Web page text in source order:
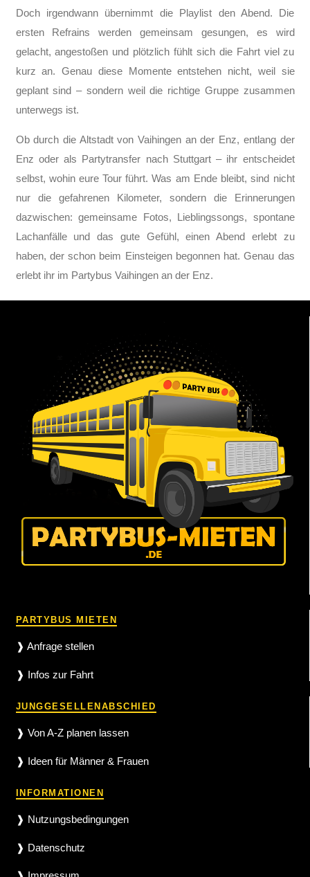
Doch irgendwann übernimmt die Playlist den Abend. Die
ersten Refrains werden gemeinsam gesungen, es wird
gelacht, angestoßen und plötzlich fühlt sich die Fahrt viel zu
kurz an. Genau diese Momente entstehen nicht, weil sie
geplant sind – sondern weil die richtige Gruppe zusammen
unterwegs ist.
Ob durch die Altstadt von Vaihingen an der Enz, entlang der
Enz oder als Partytransfer nach Stuttgart – ihr entscheidet
selbst, wohin eure Tour führt. Was am Ende bleibt, sind nicht
nur die gefahrenen Kilometer, sondern die Erinnerungen
dazwischen: gemeinsame Fotos, Lieblingssongs, spontane
Lachanfälle und das gute Gefühl, einen Abend erlebt zu
haben, der schon beim Einsteigen begonnen hat. Genau das
erlebt ihr im Partybus Vaihingen an der Enz.
PARTYBUS MIETEN
❱ Anfrage stellen
❱ Infos zur Fahrt
JUNGGESELLENABSCHIED
❱ Von A-Z planen lassen
❱ Ideen für Männer & Frauen
INFORMATIONEN
❱ Nutzungsbedingungen
❱ Datenschutz